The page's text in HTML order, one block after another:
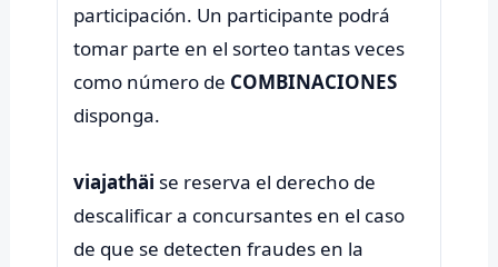
participación. Un participante podrá
tomar parte en el sorteo tantas veces
como número de COMBINACIONES
disponga.
viajathäi se reserva el derecho de
descalificar a concursantes en el caso
de que se detecten fraudes en la